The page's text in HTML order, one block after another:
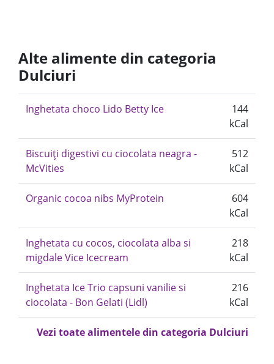
Alte alimente din categoria
Dulciuri
Inghetata choco Lido Betty Ice
144
kCal
Biscuiți digestivi cu ciocolata neagra -
McVities
512
kCal
Organic cocoa nibs MyProtein
604
kCal
Inghetata cu cocos, ciocolata alba si
migdale Vice Icecream
218
kCal
Inghetata Ice Trio capsuni vanilie si
ciocolata - Bon Gelati (Lidl)
216
kCal
Vezi toate alimentele din categoria Dulciuri